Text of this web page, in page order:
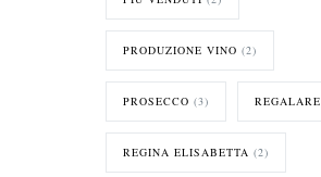
PRODUZIONE VINO (2)
PROSECCO (3) REGALARE
REGINA ELISABETTA (2)